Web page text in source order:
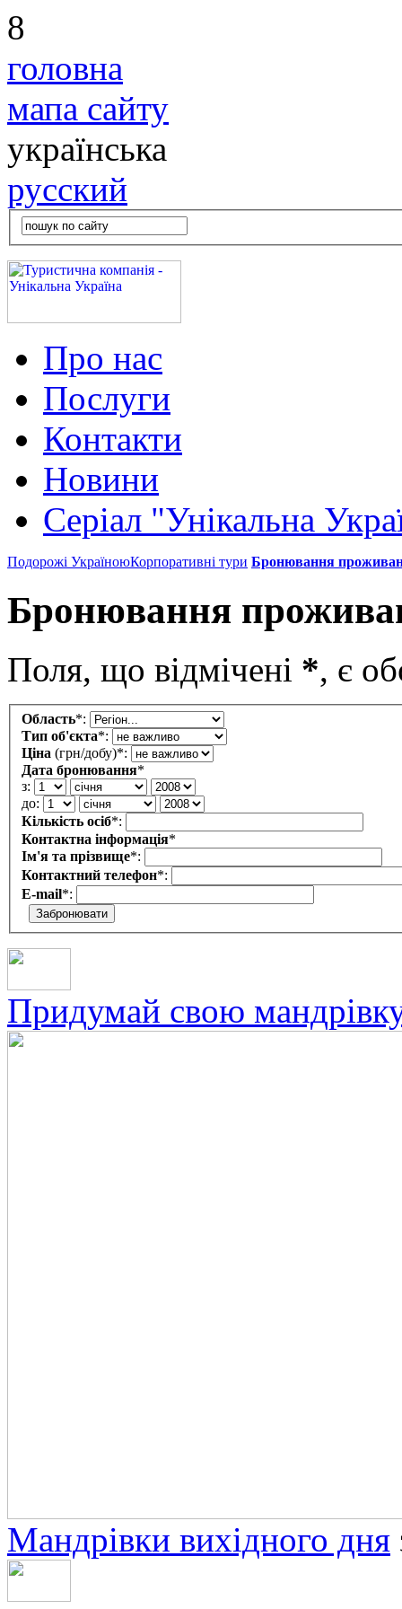
8
головна
мапа сайту
українська
русский
Про нас
Послуги
Контакти
Новини
Серіал "Унікальна
Подорожі УкраїноюКорпоративні тури Бронювання
Бронювання
Поля, що відмічені *, є
Область*:
Тип об'єкта*:
Ціна (грн/добу)*:
Дата бронювання*
з:
до:
Кількість осіб*:
Контактна інформація*
Ім'я та прізвище*:
Контактний телефон*:
E-mail*:
Придумай свою
Мандрівки вихідного дня